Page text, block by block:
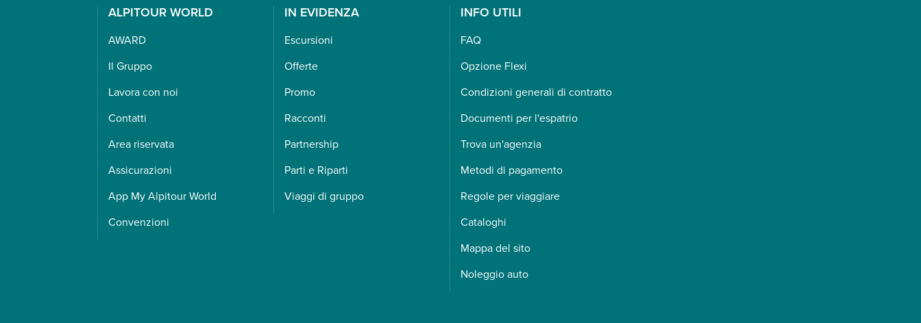
ALPITOUR WORLD
AWARD
Il Gruppo
Lavora con noi
Contatti
Area riservata
Assicurazioni
App My Alpitour World
Convenzioni
IN EVIDENZA
Escursioni
Offerte
Promo
Racconti
Partnership
Parti e Riparti
Viaggi di gruppo
INFO UTILI
FAQ
Opzione Flexi
Condizioni generali di contratto
Documenti per l'espatrio
Trova un'agenzia
Metodi di pagamento
Regole per viaggiare
Cataloghi
Mappa del sito
Noleggio auto